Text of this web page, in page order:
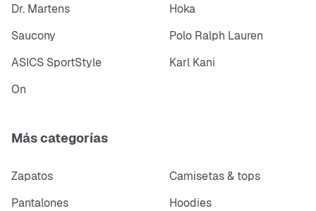
Dr. Martens
Hoka
Saucony
Polo Ralph Lauren
ASICS SportStyle
Karl Kani
On
Más categorías
Zapatos
Camisetas & tops
Pantalones
Hoodies